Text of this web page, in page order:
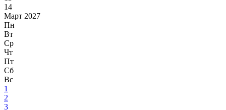
14
Март 2027
Пн
Вт
Ср
Чт
Пт
Сб
Вс
1
2
3